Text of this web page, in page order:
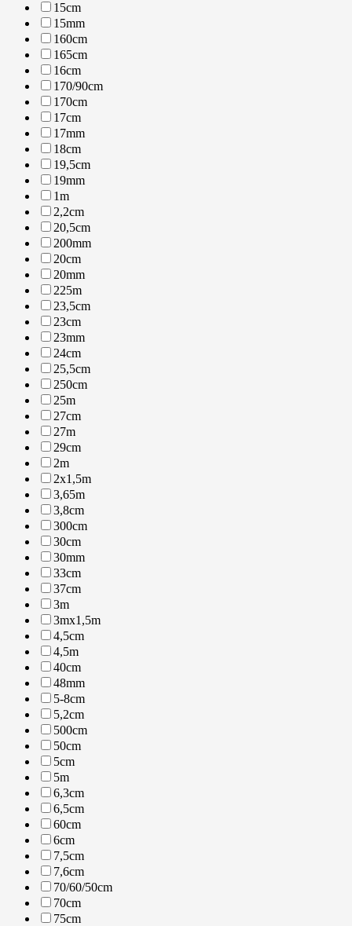
15cm
15mm
160cm
165cm
16cm
170/90cm
170cm
17cm
17mm
18cm
19,5cm
19mm
1m
2,2cm
20,5cm
200mm
20cm
20mm
225m
23,5cm
23cm
23mm
24cm
25,5cm
250cm
25m
27cm
27m
29cm
2m
2x1,5m
3,65m
3,8cm
300cm
30cm
30mm
33cm
37cm
3m
3mx1,5m
4,5cm
4,5m
40cm
48mm
5-8cm
5,2cm
500cm
50cm
5cm
5m
6,3cm
6,5cm
60cm
6cm
7,5cm
7,6cm
70/60/50cm
70cm
75cm